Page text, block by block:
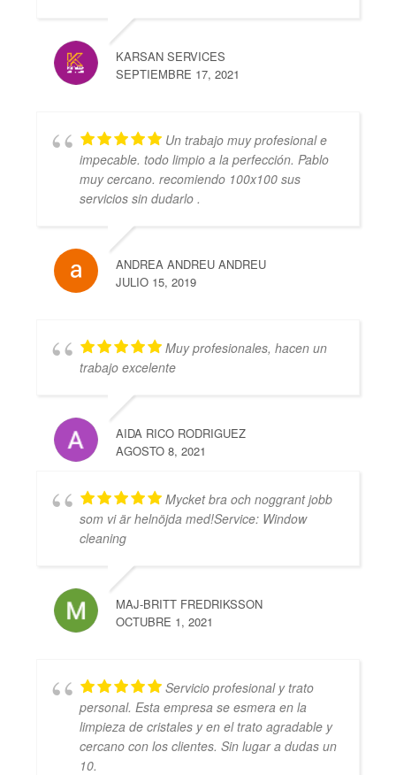
KARSAN SERVICES
SEPTIEMBRE 17, 2021
Un trabajo muy profesional e
impecable. todo limpio a la perfección. Pablo
muy cercano. recomiendo 100x100 sus
servicios sin dudarlo .
ANDREA ANDREU ANDREU
JULIO 15, 2019
Muy profesionales, hacen un
trabajo excelente
AIDA RICO RODRIGUEZ
AGOSTO 8, 2021
Mycket bra och noggrant jobb
som vi är helnöjda med!Service: Window
cleaning
MAJ-BRITT FREDRIKSSON
OCTUBRE 1, 2021
Servicio profesional y trato
personal. Esta empresa se esmera en la
limpieza de cristales y en el trato agradable y
cercano con los clientes. Sin lugar a dudas un
10.